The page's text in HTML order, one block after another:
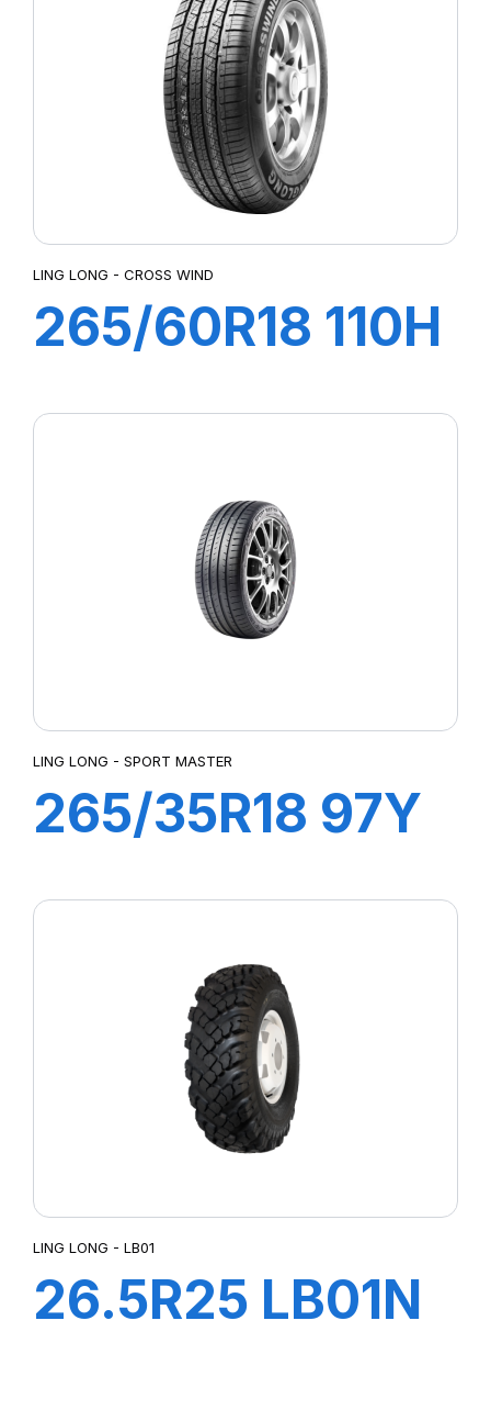
LING LONG - CROSS WIND
265/60R18 110H
LING LONG - SPORT MASTER
265/35R18 97Y
LING LONG - LB01
26.5R25 LB01N